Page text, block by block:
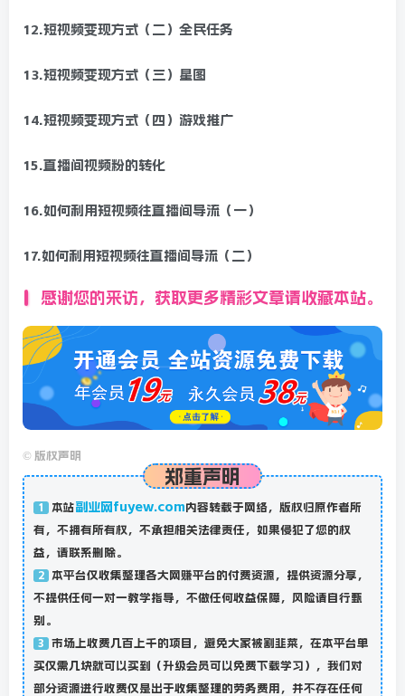
12.短视频变现方式（二）全民任务
13.短视频变现方式（三）星图
14.短视频变现方式（四）游戏推广
15.直播间视频粉的转化
16.如何利用短视频往直播间导流（一）
17.如何利用短视频往直播间导流（二）
感谢您的来访，获取更多精彩文章请收藏本站。
© 版权声明
郑重声明
1 本站副业网fuyew.com内容转载于网络，版权归原作者所
有，不拥有所有权，不承担相关法律责任，如果侵犯了您的权
益，请联系删除。
2 本平台仅收集整理各大网赚平台的付费资源，提供资源分享，
不提供任何一对一教学指导，不做任何收益保障，风险请自行甄
别。
3 市场上收费几百上千的项目，避免大家被割韭菜，在本平台单
买仅需几块就可以买到（升级会员可以免费下载学习），我们对
部分资源进行收费仅是出于收集整理的劳务费用，并不存在任何